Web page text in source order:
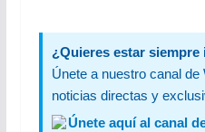
¿Quieres estar
Únete a nuestro canal
noticias directas y
Únete aquí al canal